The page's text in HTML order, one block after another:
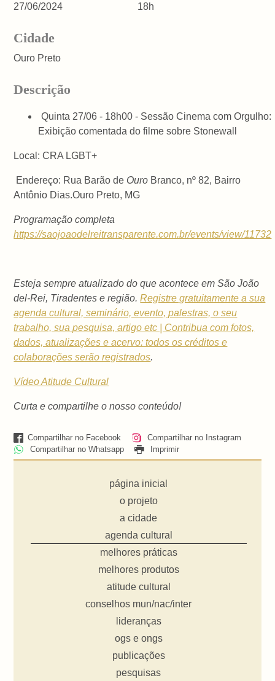
27/06/2024 18h
Cidade
Ouro Preto
Descrição
Quinta 27/06 - 18h00 - Sessão Cinema com Orgulho:
Exibição comentada do filme sobre Stonewall
Local: CRA LGBT+
Endereço: Rua Barão de Ouro Branco, nº 82, Bairro
Antônio Dias.Ouro Preto, MG
Programação completa
https://saojoaodelreitransparente.com.br/events/view/11732
Esteja sempre atualizado do que acontece em São João
del-Rei, Tiradentes e região.Registre gratuitamente a sua
agenda cultural, seminário, evento, palestras, o seu
trabalho, sua pesquisa, artigo etc | Contribua com fotos,
dados, atualizações e acervo: todos os créditos e
colaborações serão registrados.
Vídeo Atitude Cultural
Curta e compartilhe o nosso conteúdo!
Compartilhar no Facebook
Compartilhar no Instagram
Compartilhar no Whatsapp
Imprimir
página inicial
o projeto
a cidade
agenda cultural
melhores práticas
melhores produtos
atitude cultural
conselhos mun/nac/inter
lideranças
ogs e ongs
publicações
pesquisas